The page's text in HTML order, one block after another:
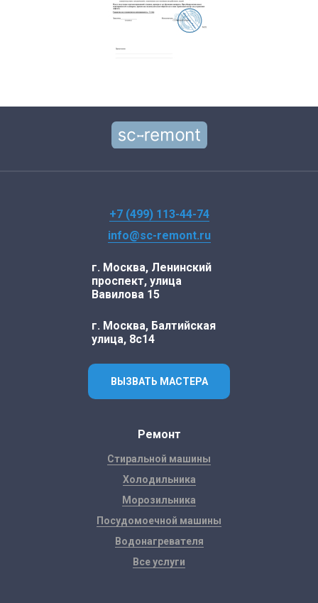
+7 (499) 113-44-74
info@sc-remont.ru
г. Москва, Ленинский
проспект, улица
Вавилова 15
г. Москва, Балтийская
улица, 8с14
ВЫЗВАТЬ МАСТЕРА
Ремонт
Стиральной машины
Холодильника
Морозильника
Посудомоечной машины
Водонагревателя
Все услуги